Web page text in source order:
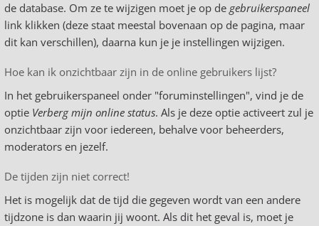
de database. Om ze te wijzigen moet je op de gebruikerspaneel
link klikken (deze staat meestal bovenaan op de pagina, maar
dit kan verschillen), daarna kun je je instellingen wijzigen.
Hoe kan ik onzichtbaar zijn in de online gebruikers lijst?
In het gebruikerspaneel onder "foruminstellingen", vind je de
optie Verberg mijn online status. Als je deze optie activeert zul je
onzichtbaar zijn voor iedereen, behalve voor beheerders,
moderators en jezelf.
De tijden zijn niet correct!
Het is mogelijk dat de tijd die gegeven wordt van een andere
tijdzone is dan waarin jij woont. Als dit het geval is, moet je